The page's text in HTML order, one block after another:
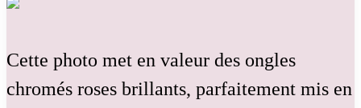
Cette photo met en valeur des ongles
chromés roses brillants, parfaitement mis en